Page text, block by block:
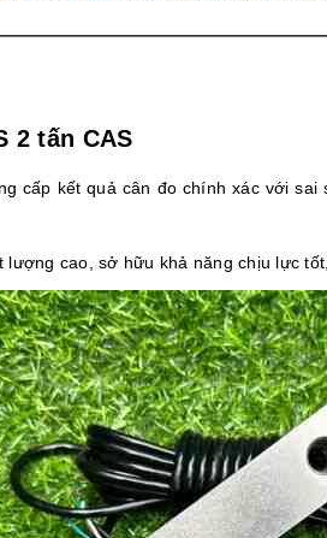
2 tấn CAS
cấp kết quả cân đo chính xác với
cao, sở hữu khả năng chịu lực